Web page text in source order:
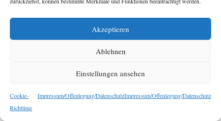
Akzeptieren
Ablehnen
Einstellungen ansehen
Cookie-
Richtlinie
Impressum/Offenlegung/DatenschutzImpressum/Offenlegung/Datenschutz
seine Ratlosigkeit über ihre Nominierung durch den
Stiftungsrat kund und bezeichnete denExxpressals„rechte,
rassistische Fake News-Schleuder“. Das sorgte für
Empörung, vor allem beimExxpress. Dabei sollte der
Redaktion ihr eigener Umgang mit Falschnachrichten und